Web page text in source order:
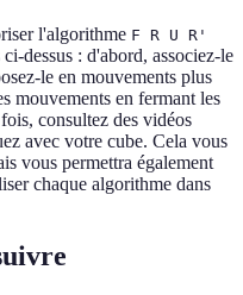
l'algorithme F R U R'
dessus : d'abord, associez-le
le en mouvements plus
mouvements en fermant les
consultez des vidéos
avec votre cube. Cela vous
vous permettra également
chaque algorithme dans